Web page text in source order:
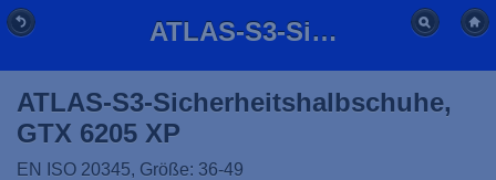
ATLAS-S3-Sicherheitshalbschuhe, GTX 6205 XP
ATLAS-S3-Sicherheitshalbschuhe,
GTX 6205 XP
EN ISO 20345, Größe: 36-49